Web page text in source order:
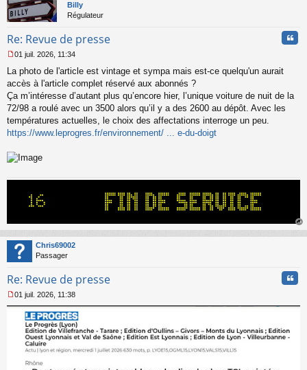
Billy
Régulateur
Re: Revue de presse
e
s
s
a
g
e
n
n
l
01 juil. 2026, 11:34
La photo de l'article est vintage et sympa mais est-ce quelqu'un aurait
accès à l'article complet réservé aux abonnés ?
Ça m’intéresse d’autant plus qu’encore hier, l’unique voiture de nuit de la
72/98 a roulé avec un 3500 alors qu’il y a des 2600 au dépôt. Avec les
températures actuelles, le choix des affectations interroge un peu.
https://www.leprogres.fr/environnement/ ... e-du-doigt
au
Chris69002
Passager
Re: Revue de presse
01 juil. 2026, 11:38